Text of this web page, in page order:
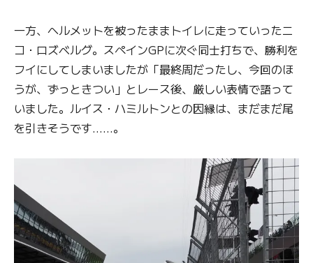
一方、ヘルメットを被ったままトイレに走っていったニ
コ・ロズベルグ。スペインGPに次ぐ同士打ちで、勝利を
フイにしてしまいましたが「最終周だったし、今回のほ
うが、ずっときつい」とレース後、厳しい表情で語って
いました。ルイス・ハミルトンとの因縁は、まだまだ尾
を引きそうです……。